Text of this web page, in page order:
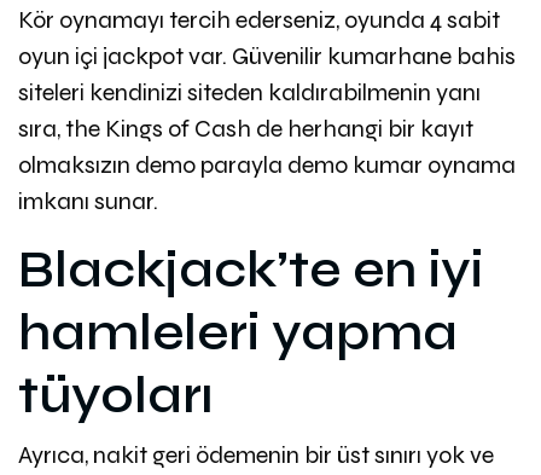
Kör oynamayı tercih ederseniz, oyunda 4 sabit
oyun içi jackpot var. Güvenilir kumarhane bahis
siteleri kendinizi siteden kaldırabilmenin yanı
sıra, the Kings of Cash de herhangi bir kayıt
olmaksızın demo parayla demo kumar oynama
imkanı sunar.
Blackjack’te en iyi
hamleleri yapma
tüyoları
Ayrıca, nakit geri ödemenin bir üst sınırı yok ve